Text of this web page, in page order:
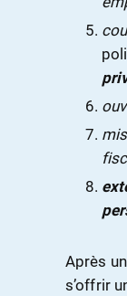
Après
s’offrir